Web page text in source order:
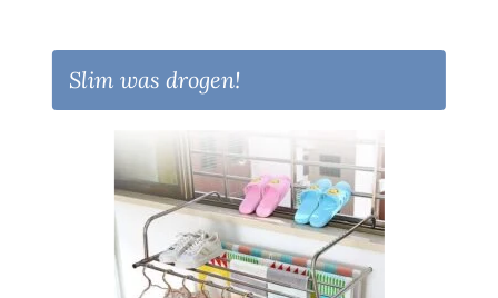
Slim was drogen!